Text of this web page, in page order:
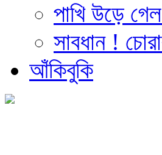
পাখি উড়ে
সাবধান !
আঁকিবুকি